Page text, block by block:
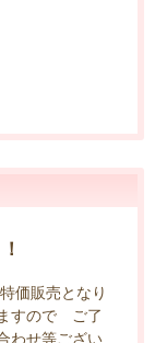
価販売となり
すので ご了
わせ等ござい